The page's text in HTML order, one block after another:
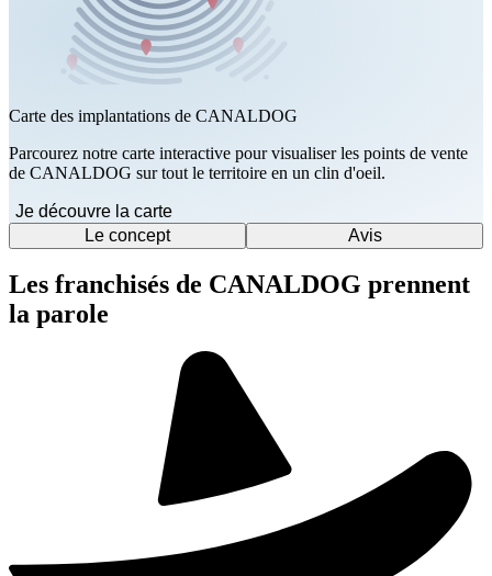
Carte des implantations de CANALDOG
Parcourez notre carte interactive pour visualiser les points de vente
de CANALDOG sur tout le territoire en un clin d'oeil.
Je découvre la carte
Le concept
Avis
Les franchisés de CANALDOG prennent
la parole